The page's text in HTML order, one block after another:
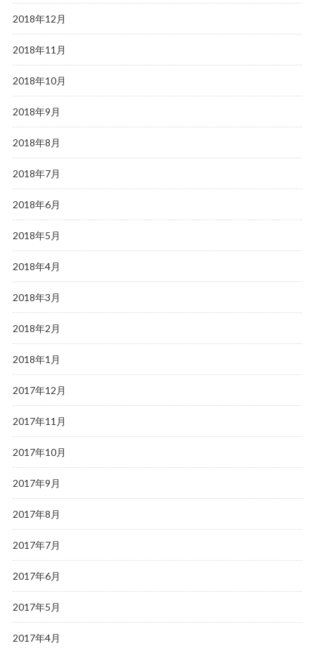
2018年12月
2018年11月
2018年10月
2018年9月
2018年8月
2018年7月
2018年6月
2018年5月
2018年4月
2018年3月
2018年2月
2018年1月
2017年12月
2017年11月
2017年10月
2017年9月
2017年8月
2017年7月
2017年6月
2017年5月
2017年4月